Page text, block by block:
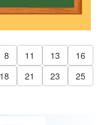
8 11 13
16
18
21 23 25